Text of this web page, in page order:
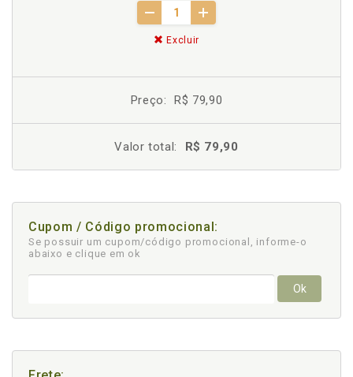
Excluir
Preço: R$ 79,90
Valor total: R$ 79,90
Cupom / Código promocional:
Se possuir um cupom/código promocional, informe-o
abaixo e clique em ok
Ok